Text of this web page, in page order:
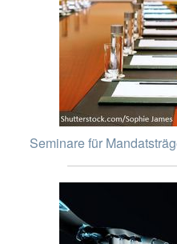
Seminare für